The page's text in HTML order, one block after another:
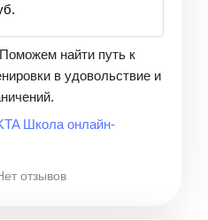
Поможем найти путь к
в удовольствие и
Школа онлайн-
отзывов